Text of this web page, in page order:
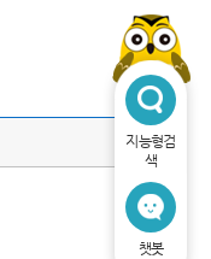
지능형검
색
챗봇